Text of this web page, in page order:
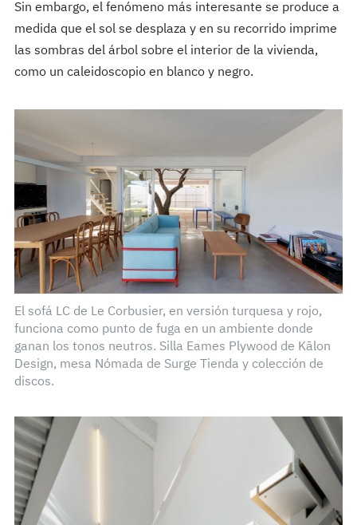
Sin embargo, el fenómeno más interesante se produce a
medida que el sol se desplaza y en su recorrido imprime
las sombras del árbol sobre el interior de la vivienda,
como un caleidoscopio en blanco y negro.
El sofá LC de Le Corbusier, en versión turquesa y rojo,
funciona como punto de fuga en un ambiente donde
ganan los tonos neutros. Silla Eames Plywood de Kālon
Design, mesa Nómada de Surge Tienda y colección de
discos.